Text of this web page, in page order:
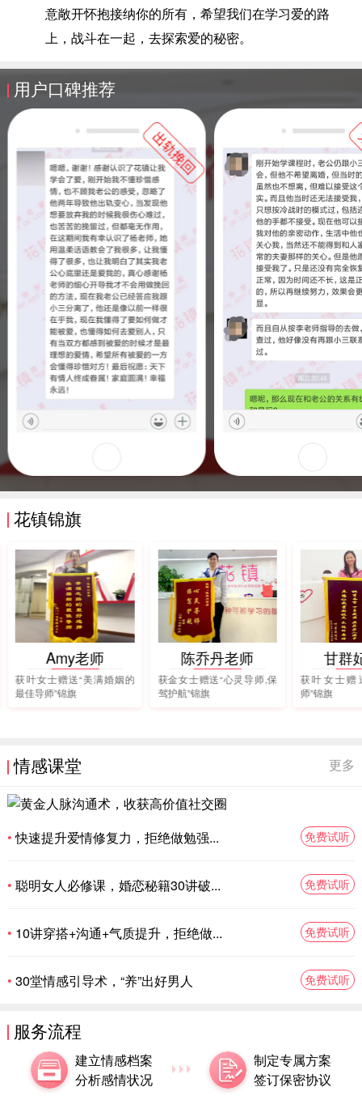
意敞开怀抱接纳你的所有，希望我们在学习爱的路
上，战斗在一起，去探索爱的秘密。
用户口碑推荐
花镇锦旗
Amy老师
获叶女士赠送“美满婚姻的
最佳导师”锦旗
陈乔丹老师
获金女士赠送“心灵导师,保
驾护航”锦旗
甘群
获叶女士赠
师”锦旗
情感课堂 更多
• 快速提升爱情修复力，拒绝做勉强... 免费试听
• 聪明女人必修课，婚恋秘籍30讲破... 免费试听
• 10讲穿搭+沟通+气质提升，拒绝做... 免费试听
• 30堂情感引导术，“养”出好男人 免费试听
服务流程
建立情感档案
分析感情状况
制定专属方案
签订保密协议